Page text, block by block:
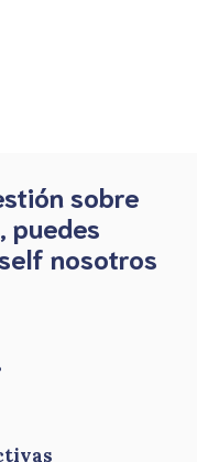
sobre
puedes
nosotros